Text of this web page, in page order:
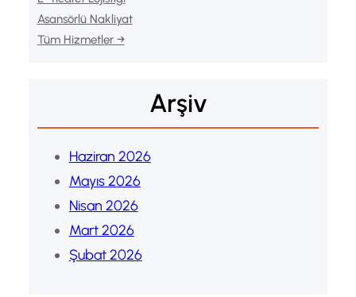
Asansörlü Nakliyat
Tüm Hizmetler →
Arşiv
Haziran 2026
Mayıs 2026
Nisan 2026
Mart 2026
Şubat 2026